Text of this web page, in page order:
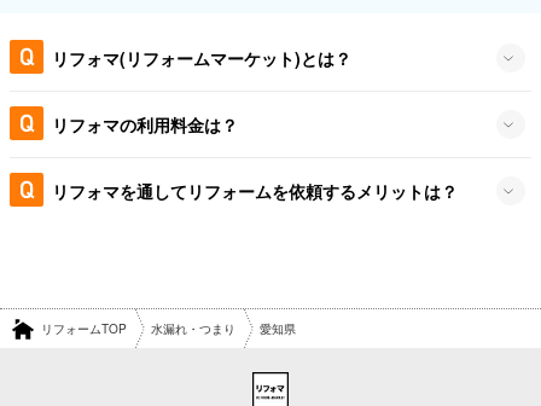
リフォマ(リフォームマーケット)とは？
リフォマの利用料金は？
リフォマを通してリフォームを依頼するメリットは？
リフォームTOP 水漏れ・つまり 愛知県